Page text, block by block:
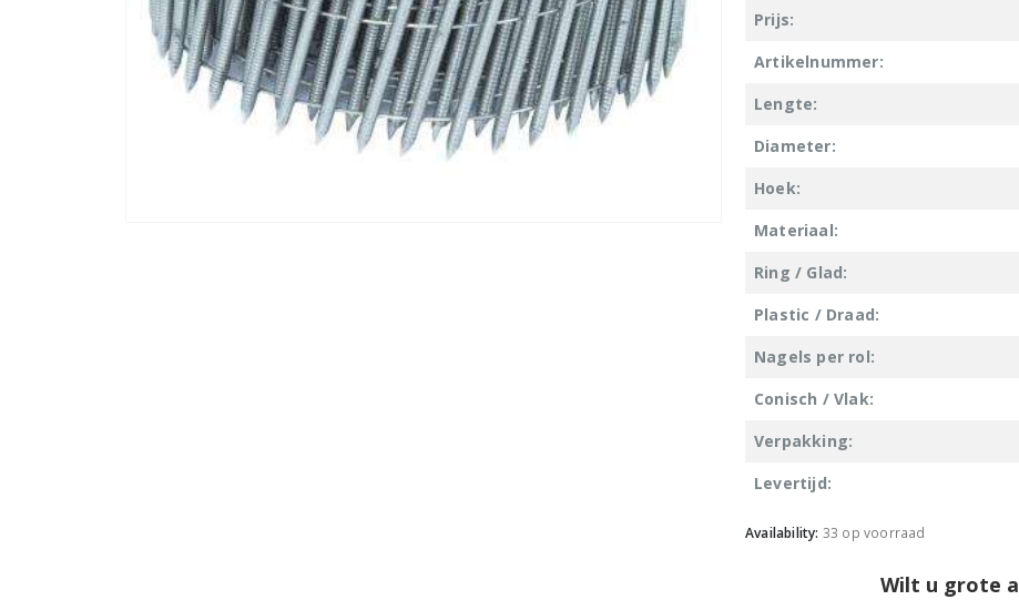
Prijs:
Artikelnummer:
Lengte:
Diameter:
Hoek:
Materiaal:
Ring / Glad:
Plastic / Draad:
Nagels per rol:
Conisch / Vlak:
Verpakking:
Levertijd:
Availability: 33 op voorraad
Wilt u grote